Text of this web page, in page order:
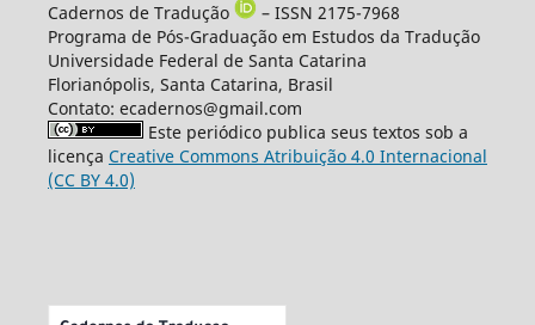
Cadernos de Tradução
– ISSN 2175-7968
Programa de Pós-Graduação em Estudos da Tradução
Universidade Federal de Santa Catarina
Florianópolis, Santa Catarina, Brasil
Contato: ecadernos@gmail.com
Este periódico publica seus textos sob a
licença Creative Commons Atribuição 4.0 Internacional
(CC BY 4.0)